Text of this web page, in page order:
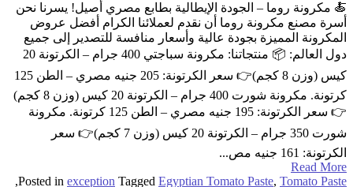
🍝 مكرونة روما – الجودة الإيطالية بطابع مصري أصيل! يسرنا نحن
أسرة مصنع مكرونة روما أن نقدم لعملائنا الكرام أفضل عروض
المكرونة المميزة بجودة عالية وأسعار منافسة للتصدير إلى جميع
دول العالم: 📦 منتجاتنا: مكرونة سباجتي 400 جرام – الكرتونة 20
كيس (وزن 8 كجم)👉 سعر الكرتونة: 205 جنيه مصري – الطن 125
كرتونة. مكرونة شورت 400 جرام – الكرتونة 20 كيس (وزن 8 كجم)
👉 سعر الكرتونة: 195 جنيه مصري – الطن 125 كرتونة. مكرونة
شورت 350 جرام – الكرتونة 20 كيس (وزن 7 كجم)👉 سعر
الكرتونة: 161 جنيه مص...
Read More
Posted in exception Tagged Egyptian Tomato Paste, Tomato Paste
,